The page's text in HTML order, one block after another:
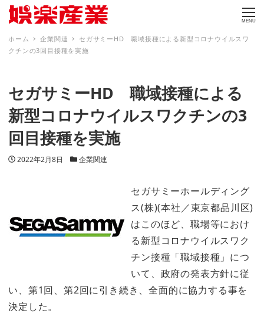
MENU
ホーム 企業関連
セガサミーHD 職域接種による新型コロナウイルスワ
クチンの3回目接種を実施
セガサミーHD 職域接種による
新型コロナウイルスワクチンの3
回目接種を実施
投稿日
2022年2月8日 カテゴリー
企業関連
セガサミーホールディング
ス(株)(本社／東京都品川区)
はこのほど、職場等におけ
る新型コロナウイルスワク
チン接種「職域接種」につ
いて、政府の発表方針に従
い、第1回、第2回に引き続き、全面的に協力する事を
決定した。